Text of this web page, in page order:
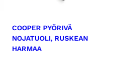
COOPER PYÖRIVÄ
NOJATUOLI, RUSKEAN
HARMAA